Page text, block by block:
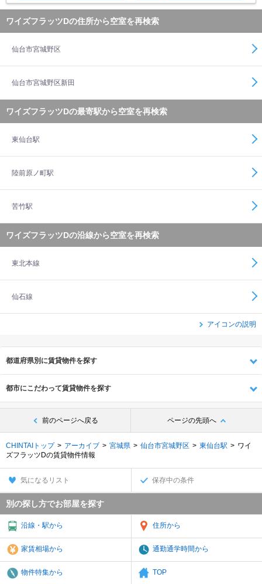
ワイズフラッツDの住所から空室を再検索
仙台市宮城野区
仙台市宮城野区新田
ワイズフラッツDの最寄駅から空室を再検索
東仙台駅
陸前原ノ町駅
苦竹駅
ワイズフラッツDの沿線から空室を再検索
東北本線
仙石線
アイコンの説明
都道府県別に賃貸物件を探す
都市にこだわって賃貸物件を探す
前のページへ戻る ページの先頭へ
CHINTAIトップ アーカイブ 宮城県 仙台市宮城野区 東仙台駅
ワイ
ズフラッツDの賃貸物件情報
気になるリスト 保存中の条件
別の探し方でお部屋を探す
沿線・駅から 住所から
家賃相場から 通勤通学時間から
物件特集から TOP